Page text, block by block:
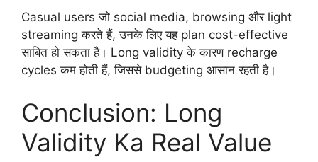
Casual users जो social media, browsing और light
streaming करते हैं, उनके लिए यह plan cost-effective
साबित हो सकता है। Long validity के कारण recharge
cycles कम होती हैं, जिससे budgeting आसान रहती है।
Conclusion: Long
Validity Ka Real Value